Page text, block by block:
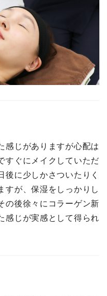
感じがありますが心配は
すぐにメイクしていただ
後に少しかさついたりく
すが、保湿をしっかりし
の後徐々にコラーゲン新
感じが実感として得られ